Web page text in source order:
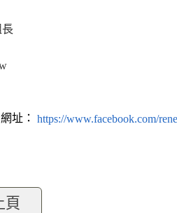
址： https://www.facebook.com/
頁